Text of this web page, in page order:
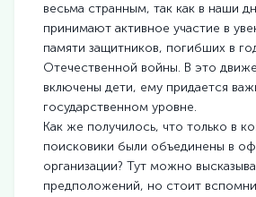
весьма странным, так как в наши
принимают активное участие в
памяти защитников, погибших в
Отечественной войны. В это
включены дети, ему придается
государственном уровне.
Как же получилось, что только в
поисковики были объединены в
организации? Тут можно
предположений, но стоит